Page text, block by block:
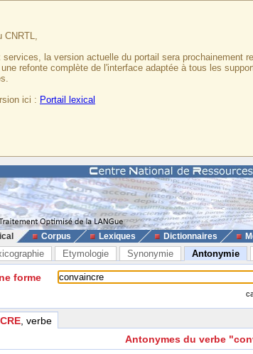
CNRTL,
la version actuelle du portail sera prochainement
refonte complète de l'interface adaptée à tous les
ici : Portail lexical
Corpus Lexiques Dictionnaires
Etymologie Synonymie Antonymie
forme
, verbe
Antonymes du verbe